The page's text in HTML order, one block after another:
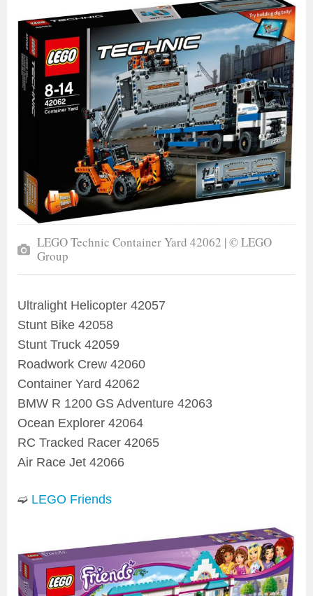
LEGO Technic Container Yard 42062 | © LEGO
Group
Ultralight Helicopter 42057
Stunt Bike 42058
Stunt Truck 42059
Roadwork Crew 42060
Container Yard 42062
BMW R 1200 GS Adventure 42063
Ocean Explorer 42064
RC Tracked Racer 42065
Air Race Jet 42066
➫ LEGO Friends